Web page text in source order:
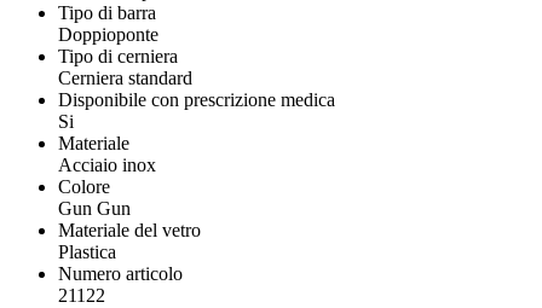
Tipo di barra
Doppioponte
Tipo di cerniera
Cerniera standard
Disponibile con prescrizione medica
Si
Materiale
Acciaio inox
Colore
Gun Gun
Materiale del vetro
Plastica
Numero articolo
21122